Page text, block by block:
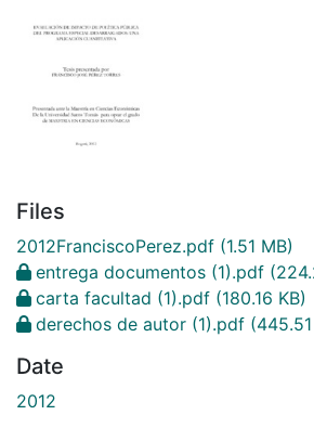
Files
2012FranciscoPerez.pdf (1.51 MB)
entrega documentos (1).pdf
carta facultad (1).pdf (180.16 KB)
derechos de autor (1).pdf (445.51
Date
2012